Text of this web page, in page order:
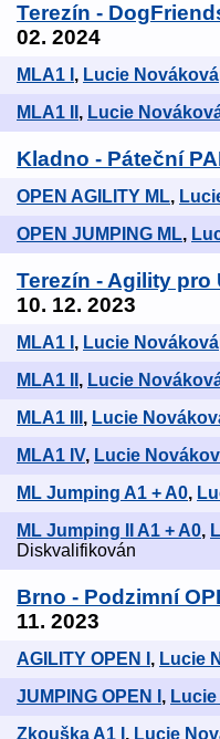
Terezín -
02. 2024
MLA1 I , Lucie Nováková
MLA1 II , Lucie
Kladno - Páteční
OPEN AGILITY ML,
OPEN JUMPING ML,
Terezín - Agility pro
10. 12. 2023
MLA1 I , Lucie Nováková
MLA1 II , Lucie
MLA1 III , Lucie
MLA1 IV, Lucie
ML Jumping A1 + A0,
ML Jumping II A1 + A0,
Diskvalifikován
Brno - Podzimní
11. 2023
AGILITY OPEN I , Lucie
JUMPING OPEN I ,
Zkouška A1 I , Lucie